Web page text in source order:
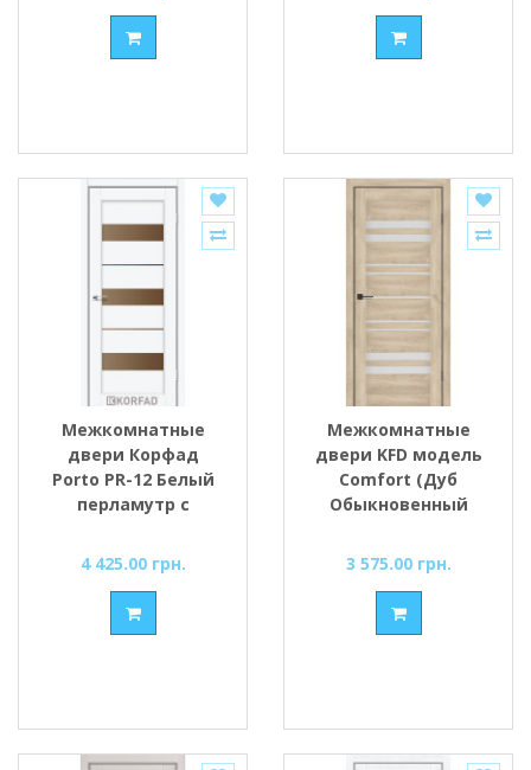
Межкомнатные
двери Корфад
Porto PR-12 Белый
перламутр с
стеклом
4 425.00 грн.
Межкомнатные
двери KFD модель
Comfort (Дуб
Обыкновенный
Сатин/BLK черным
3 575.00 грн.